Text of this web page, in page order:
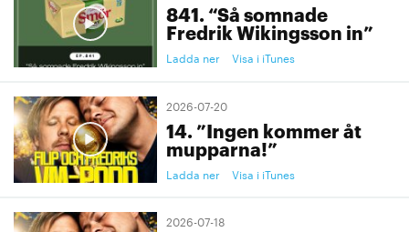
841. “Så somnade
Fredrik Wikingsson in”
Ladda ner Visa i iTunes
2026-07-20
14. ”Ingen kommer åt
mupparna!”
Ladda ner Visa i iTunes
2026-07-18